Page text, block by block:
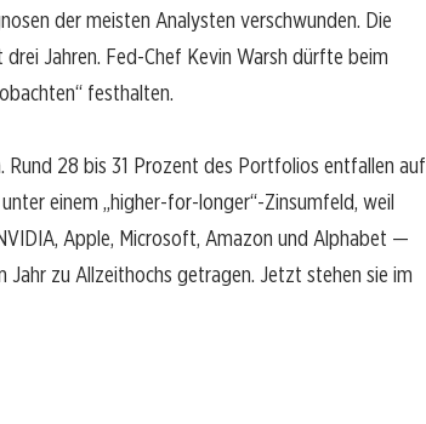
der meisten Analysten verschwunden. Die
Jahren. Fed-Chef Kevin Warsh dürfte beim
festhalten.
Rund 28 bis 31 Prozent des Portfolios entfallen auf
einem „higher-for-longer“-Zinsumfeld, weil
Apple, Microsoft, Amazon und Alphabet —
zu Allzeithochs getragen. Jetzt stehen sie im